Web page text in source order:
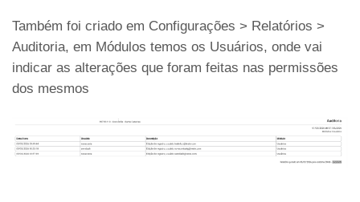
Também foi criado em Configurações > Relatórios >
Auditoria, em Módulos temos os Usuários, onde vai
indicar as alterações que foram feitas nas permissões
dos mesmos